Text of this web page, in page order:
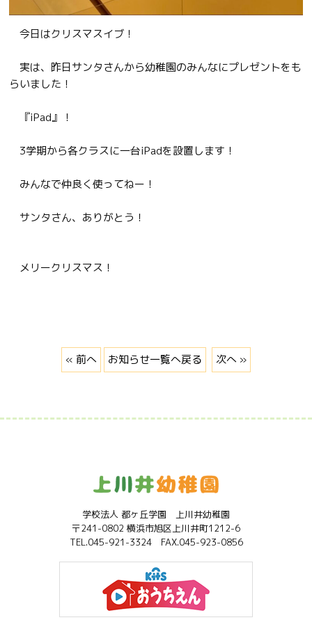
今日はクリスマスイブ！
実は、昨日サンタさんから幼稚園のみんなにプレゼントをも
らいました！
『iPad』！
3学期から各クラスに一台iPadを設置します！
みんなで仲良く使ってねー！
サンタさん、ありがとう！
メリークリスマス！
« 前へ お知らせ一覧へ戻る 次へ »
学校法人 都ヶ丘学園 上川井幼稚園
〒241-0802 横浜市旭区上川井町1212-6
TEL.045-921-3324 FAX.045-923-0856